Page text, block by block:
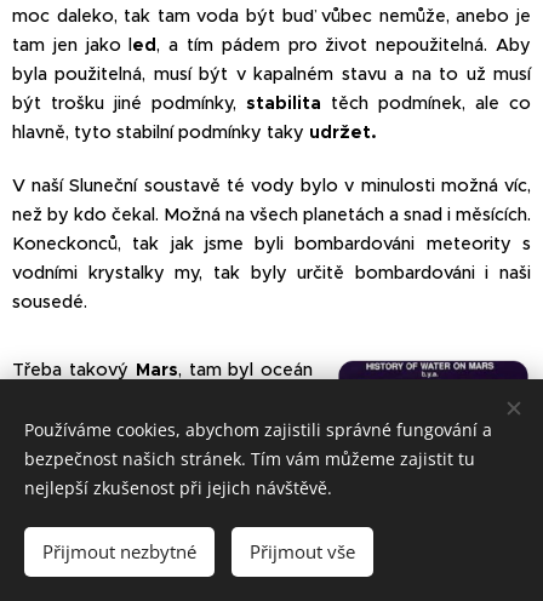
moc daleko, tak tam voda být buď vůbec nemůže, anebo je
tam jen jako led, a tím pádem pro život nepoužitelná. Aby
byla použitelná, musí být v kapalném stavu a na to už musí
být trošku jiné podmínky, stabilita těch podmínek, ale co
hlavně, tyto stabilní podmínky taky udržet.
V naší Sluneční soustavě té vody bylo v minulosti možná víc,
než by kdo čekal. Možná na všech planetách a snad i měsících.
Koneckonců, tak jak jsme byli bombardováni meteority s
vodními krystalky my, tak byly určitě bombardováni i naši
sousedé.
Možný vývoj vody na
Marsu v průběhu
Třeba takový Mars, tam byl oceán
včetně říčních soustav. Největší
vodní plocha byla na severním pólu.
A byla tam skoro dvě miliardy let,
příčina je v častém střídáni sklonu
její osy. Někdy se naklonila blíže ke
Používáme cookies, abychom zajistili správné fungování a
bezpečnost našich stránek. Tím vám můžeme zajistit tu
nejlepší zkušenost při jejich návštěvě.
Přijmout nezbytné Přijmout vše